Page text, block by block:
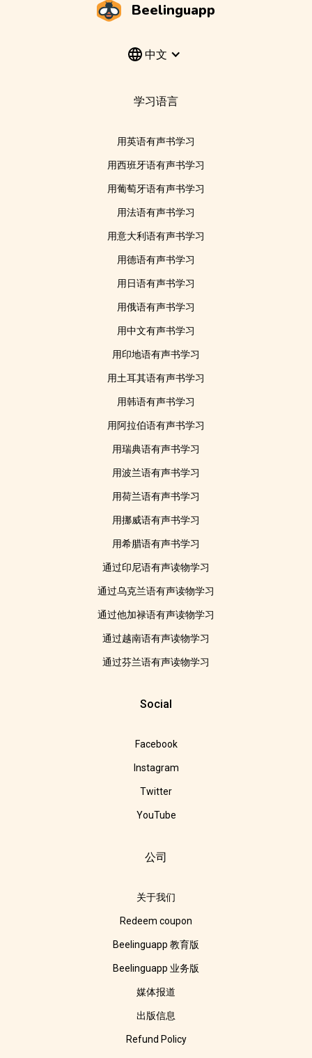
Beelinguapp
中文
学习语言
用英语有声书学习
用西班牙语有声书学习
用葡萄牙语有声书学习
用法语有声书学习
用意大利语有声书学习
用德语有声书学习
用日语有声书学习
用俄语有声书学习
用中文有声书学习
用印地语有声书学习
用土耳其语有声书学习
用韩语有声书学习
用阿拉伯语有声书学习
用瑞典语有声书学习
用波兰语有声书学习
用荷兰语有声书学习
用挪威语有声书学习
用希腊语有声书学习
通过印尼语有声读物学习
通过乌克兰语有声读物学习
通过他加禄语有声读物学习
通过越南语有声读物学习
通过芬兰语有声读物学习
Social
Facebook
Instagram
Twitter
YouTube
公司
关于我们
Redeem coupon
Beelinguapp 教育版
Beelinguapp 业务版
媒体报道
出版信息
Refund Policy